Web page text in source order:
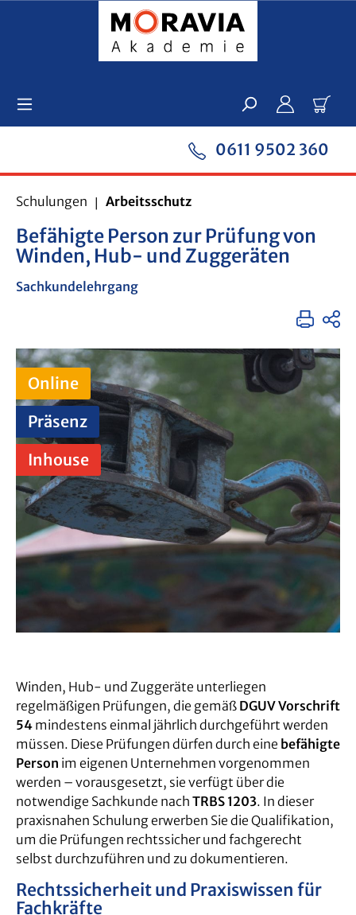
Zum Hauptinhalt springen
0611 9502 360
Schulungen Arbeitsschutz
Befähigte Person zur Prüfung von
Winden, Hub- und Zuggeräten
Sachkundelehrgang
Online
Präsenz
Inhouse
Winden, Hub- und Zuggeräte unterliegen
regelmäßigen Prüfungen, die gemäß DGUV Vorschrift
54 mindestens einmal jährlich durchgeführt werden
müssen. Diese Prüfungen dürfen durch eine befähigte
Person im eigenen Unternehmen vorgenommen
werden – vorausgesetzt, sie verfügt über die
notwendige Sachkunde nach TRBS 1203. In dieser
praxisnahen Schulung erwerben Sie die Qualifikation,
um die Prüfungen rechtssicher und fachgerecht
selbst durchzuführen und zu dokumentieren.
Rechtssicherheit und Praxiswissen für
Fachkräfte